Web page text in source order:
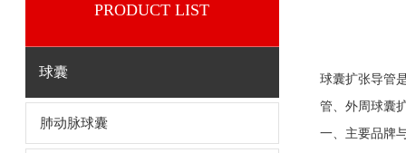
PRODUCT LIST
球囊
肺动脉球囊
球囊扩张导管
管‌、‌外周球囊
一、主要品牌